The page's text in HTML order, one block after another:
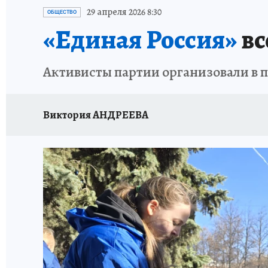
ВОЕНКОРЫ УКРАИНА: СВОДКА
СНЕГОПАД ВЕКА НАСТОЯЩИЕ ЛЮДИ
КЛИНИКА ГОДА 2025 ПРОИСШЕСТВИЯ
ОБЩЕСТВО 29 апреля 2026 8:30
«Единая Россия»
Активисты партии организовали в
Виктория АНДРЕЕВА